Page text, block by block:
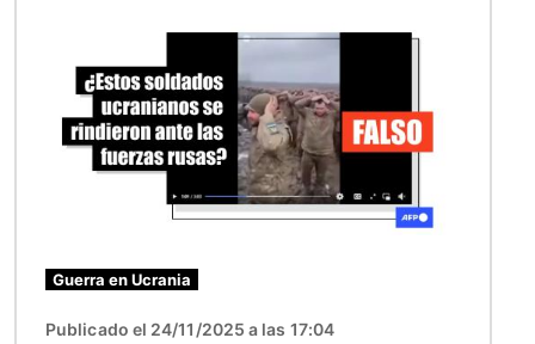
Guerra en Ucrania
Publicado el 24/11/2025 a las 17:04